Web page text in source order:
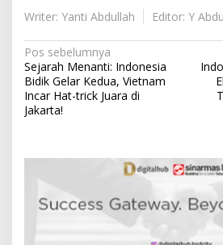
Writer: Yanti Abdullah Editor: Y
N
a
v
i
Pos sebelumnya
Sejarah Menanti: Indonesia
Bidik Gelar Kedua, Vietnam
Incar Hat-trick Juara di
Jakarta!